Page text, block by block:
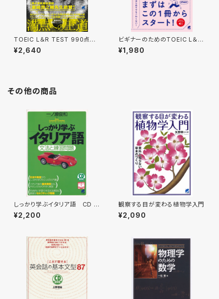
TOEIC L＆R TEST 990点獲
得 Part 1-4 難問模試 ［音声D
L付］
¥2,640
ビギナーのためのTOEIC L＆R
テスト全パートチャレンジ！［音
声DL付］
¥1,980
その他の商品
しっかり学ぶイタリア語 CD B
OOK
¥2,200
観察する目が変わる植物学入門
¥2,090